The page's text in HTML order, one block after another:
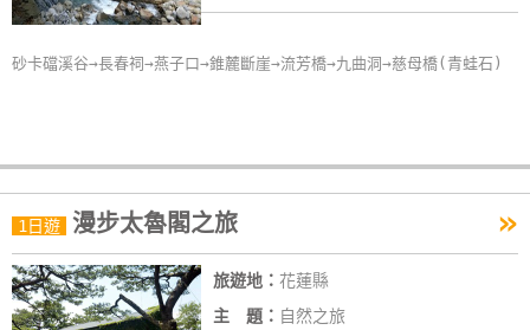
卡
房
據
合
作
砂卡礑溪谷→長春祠→燕子口→錐麓斷崖→流芳橋→九曲洞→慈母橋(青蛙石)
1日遊 漫步太魯閣之旅 »
旅遊地： 花蓮縣
主 題： 自然之旅